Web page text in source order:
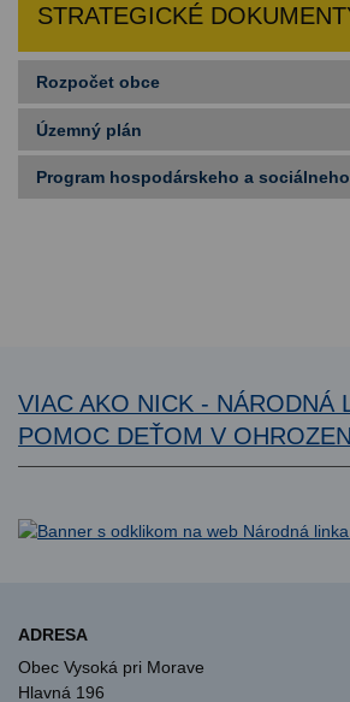
STRATEGICKÉ
Rozpočet obce
Územný plán
Program hospodárskeho a
VIAC AKO NICK - NÁRODNÁ
POMOC DEŤOM V
ADRESA
Obec Vysoká pri Morave
Hlavná 196